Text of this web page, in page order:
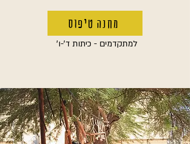
מחנה טיפוס
למתקדמים - כיתות ד'-ו'